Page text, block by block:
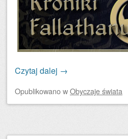
Czytaj dalej →
OpublikowanowObyczaje świata